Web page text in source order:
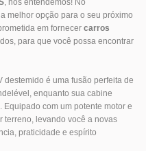
, nós entendemos! No
melhor opção para o seu próximo
em fornecer carros
para que você possa encontrar
destemido é uma fusão perfeita de
enquanto sua cabine
com um potente motor e
terreno, levando você a novas
praticidade e espírito